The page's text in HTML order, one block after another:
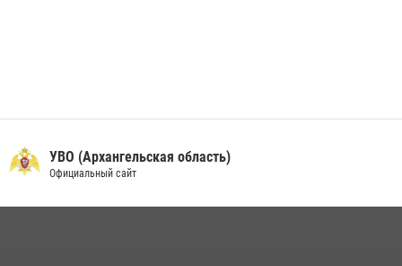
УВО (Архангельская область)
Официальный сайт